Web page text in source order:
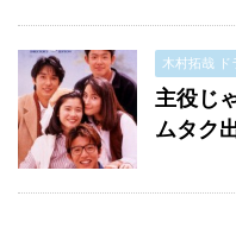
木村拓哉 ド
主役じ
ムタク